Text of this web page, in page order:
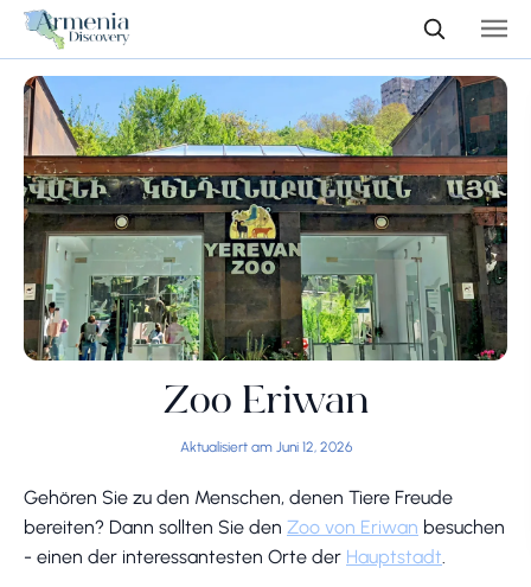
Zoo Eriwan
Aktualisiert am Juni 12, 2026
Gehören Sie zu den Menschen, denen Tiere Freude
bereiten? Dann sollten Sie den Zoo von Eriwan besuchen
- einen der interessantesten Orte der Hauptstadt.